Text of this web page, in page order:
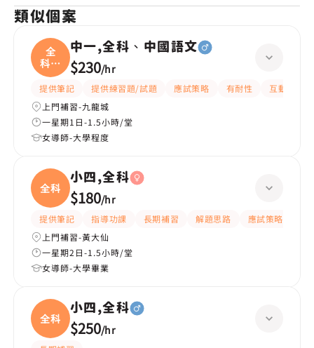
類似個案
全
科、
中國
中一,全科、中國語文
$230/hr
提供筆記 提供練習題/試題 應試策略 有耐性
互動教學
上門補習-九龍城
一星期1日-1.5小時/堂
女導師-大學程度
全科
小四,全科
$180/hr
提供筆記 指導功課 長期補習 解題思路 應試策略
上門補習-黃大仙
一星期2日-1.5小時/堂
女導師-大學畢業
全科
小四,全科
$250/hr